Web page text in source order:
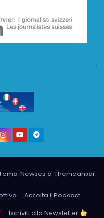
Newses di Themeansar.
Ascolta il Podcast
Iscriviti alla Newsletter